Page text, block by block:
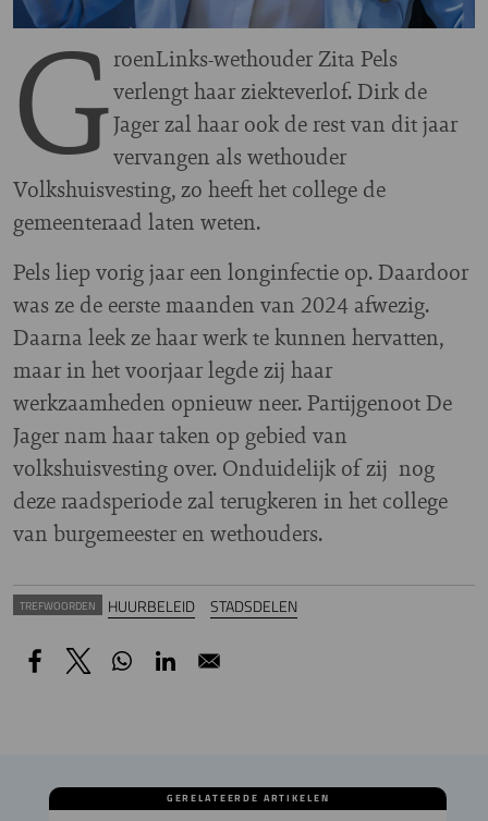
GroenLinks-wethouder Zita Pels
verlengt haar ziekteverlof. Dirk de
Jager zal haar ook de rest van dit jaar
vervangen als wethouder
Volkshuisvesting, zo heeft het college de
gemeenteraad laten weten.
Pels liep vorig jaar een longinfectie op. Daardoor
was ze de eerste maanden van 2024 afwezig.
Daarna leek ze haar werk te kunnen hervatten,
maar in het voorjaar legde zij haar
werkzaamheden opnieuw neer. Partijgenoot De
Jager nam haar taken op gebied van
volkshuisvesting over. Onduidelijk of zij nog
deze raadsperiode zal terugkeren in het college
van burgemeester en wethouders.
TREFWOORDEN HUURBELEID STADSDELEN
GERELATEERDE ARTIKELEN